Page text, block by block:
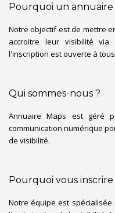
Pourquoi un annuaire
Notre objectif est de mettre
accroitre leur visibilité
l'inscription est ouverte à
Qui sommes-nous ?
Annuaire Maps est géré
communication numérique
de visibilité.
Pourquoi vous inscrire
Notre équipe est